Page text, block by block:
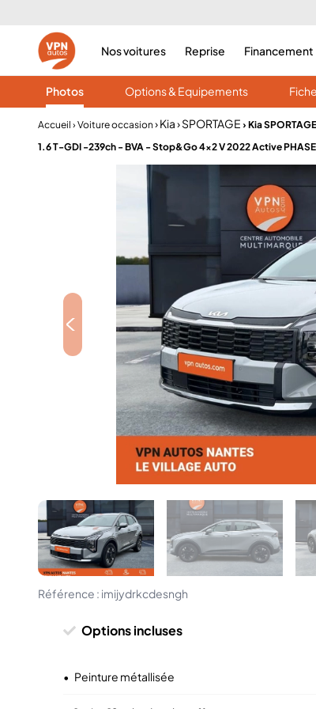
Nos voitures Reprise Financement
Photos Options & Equipements
Accueil › Voiture occasion › Kia› SPORTAGE › Kia
1.6 T-GDI -239ch - BVA - Stop&Go 4x2 V 2022 Active
<
Référence : imijydrkcdesngh
Options incluses
• Peinture métallisée